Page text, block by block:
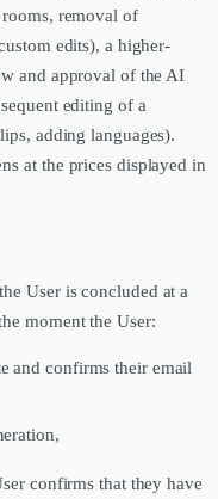
removal of
edits), a higher-
and approval of the AI
editing of a
adding languages).
at the prices displayed in
User is concluded at a
moment the User:
and confirms their email
confirms that they have